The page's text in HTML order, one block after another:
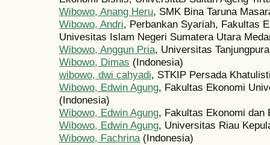
Wibowo, Anang Heru, SMK Bina Taruna
Wibowo, Andri, Perbankan Syariah, Fakultas
Univesitas Islam Negeri Sumatera Utara
Wibowo, Anggun Pria, Universitas
Wibowo, Dimas (Indonesia)
wibowo, dwi cahyadi, STKIP Persada
Wibowo, Edwin Agung, Fakultas Ekonomi
(Indonesia)
Wibowo, Edwin Agung, Fakultas Ekonomi dan
Wibowo, Edwin Agung, Universitas Riau
Wibowo, Fachrina(Indonesia)